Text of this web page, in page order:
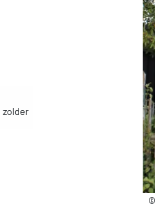
zolder
©